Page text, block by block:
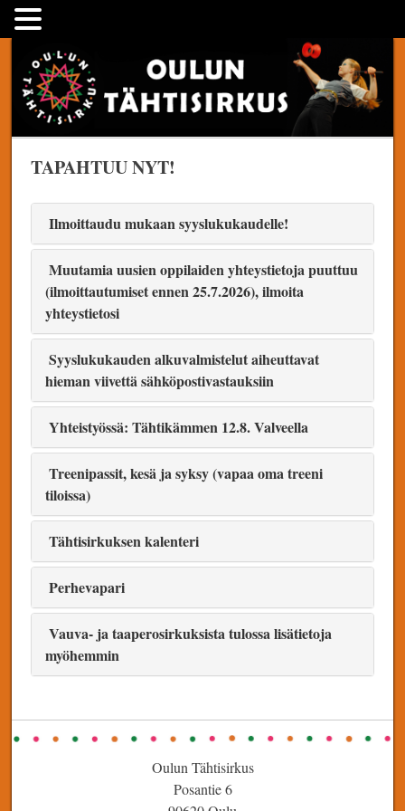
content
Oulun Tähtisirkus
TAPAHTUU NYT!
Ilmoittaudu mukaan syyslukukaudelle!
Muutamia uusien oppilaiden yhteystietoja puuttuu
(ilmoittautumiset ennen 25.7.2026), ilmoita
yhteystietosi
Syyslukukauden alkuvalmistelut aiheuttavat
hieman viivettä sähköpostivastauksiin
Yhteistyössä: Tähtikämmen 12.8. Valveella
Treenipassit, kesä ja syksy (vapaa oma treeni
tiloissa)
Tähtisirkuksen kalenteri
Perhevapari
Vauva- ja taaperosirkuksista tulossa lisätietoja
myöhemmin
Oulun Tähtisirkus
Posantie 6